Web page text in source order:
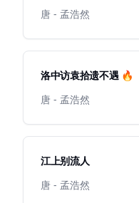
唐 - 孟浩然
洛中访袁拾遗不遇 🔥
唐 - 孟浩然
江上别流人
唐 - 孟浩然